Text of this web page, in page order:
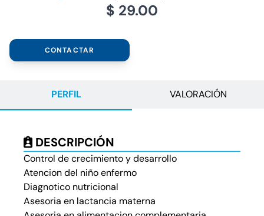
$ 29.00
CONTACTAR
PERFIL VALORACIÓN
DESCRIPCIÓN
Control de crecimiento y desarrollo
Atencion del niño enfermo
Diagnotico nutricional
Asesoria en lactancia materna